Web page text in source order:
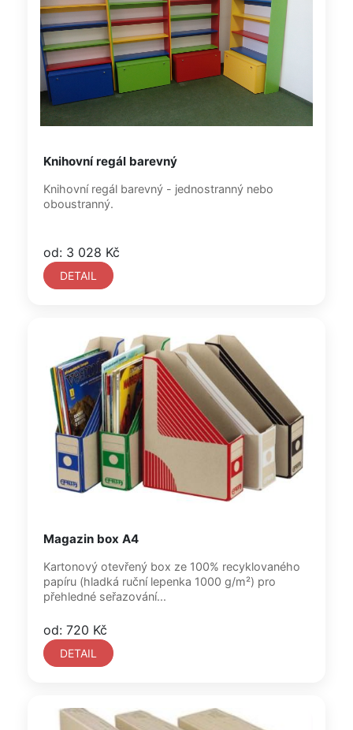
Knihovní regál barevný
Knihovní regál barevný - jednostranný nebo
oboustranný.
od: 3 028 Kč
DETAIL
Magazin box A4
Kartonový otevřený box ze 100% recyklovaného
papíru (hladká ruční lepenka 1000 g/m²) pro
přehledné seřazování...
od: 720 Kč
DETAIL